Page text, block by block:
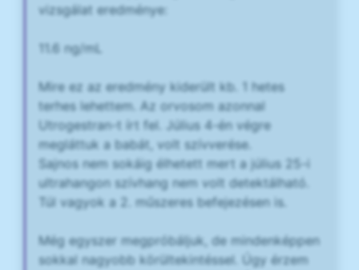
vizsgálat eredménye:
11.6 ng/mL
Mire ez az eredmény kiderült kb. 1 hetes
terhes lehettem. Az orvosom azonnal
Utrogestran-t írt fel. Július 4-én végre
megláttuk a babát, volt szívverése.
Sajnos nem sokáig élhetett mert a július 25-i
ultrahangon szívhang nem volt detektálható.
Túl vagyok a 2. műszeres befejezésen is.
Még egyszer megpróbáljuk, de mindenképpen
sokkal nagyobb körültekintéssel. Úgy érzem